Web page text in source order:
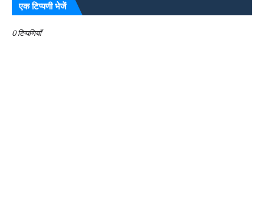
एक टिप्पणी भेजें
0 टिप्पणियाँ